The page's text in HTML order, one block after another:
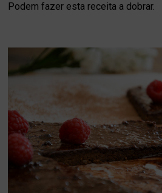
Podem fazer esta receita a dobrar.